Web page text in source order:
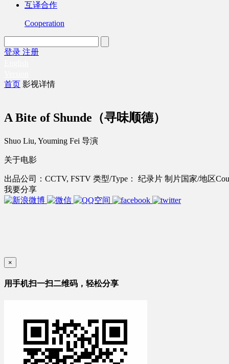
互译合作
Cooperation
登录 注册
首页 影视详情
A Bite of Shunde（寻味顺德）
Shuo Liu, Youming Fei 导演
关于电影
出品公司：CCTV, FSTV 类型/Type： 纪录片 制片国家/地区
我要分享
×
用手机扫一扫二维码，轻松分享